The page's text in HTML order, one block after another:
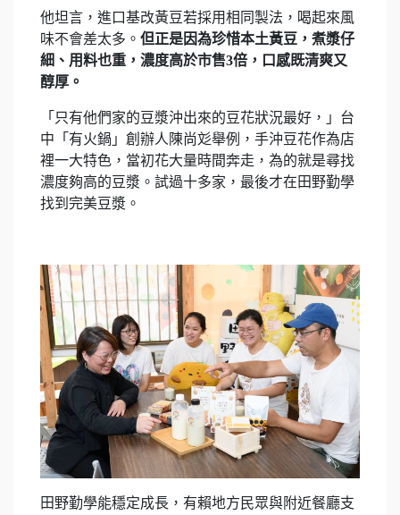
他坦言，進口基改黃豆若採用相同製法，喝起來風
味不會差太多。 但正是因為珍惜本土黃豆，煮漿仔
細、用料也重，濃度高於市售3倍，口感既清爽又
醇厚。
「只有他們家的豆漿沖出來的豆花狀況最好，」台
中「有火鍋」創辦人陳尚彣舉例，手沖豆花作為店
裡一大特色，當初花大量時間奔走，為的就是尋找
濃度夠高的豆漿。試過十多家，最後才在田野勤學
找到完美豆漿。
田野勤學能穩定成長，有賴地方民眾與附近餐廳支